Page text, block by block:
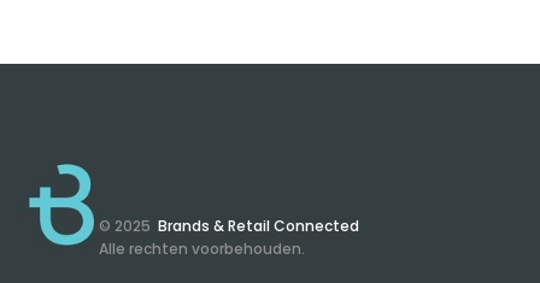
© 2025 Brands & Retail Connected
Alle rechten voorbehouden.